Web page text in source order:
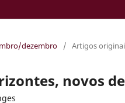
dezembro / Artigos
novos